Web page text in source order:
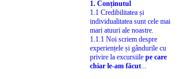
1. Conținutul
1.1 Credibilitatea și
individualitatea sunt cele mai
mari atuuri ale noastre.
1.1.1 Noi scriem despre
experiențele și gândurile cu
privire la excursiile pe care
chiar le-am făcut...